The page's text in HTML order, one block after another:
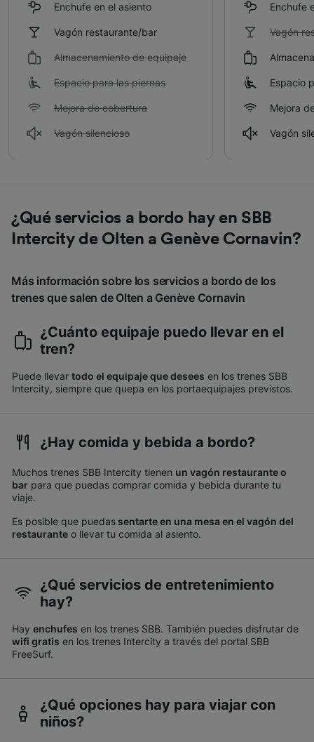
Enchufe en el asiento
Vagón restaurante/bar
Almacenamiento de equipaje
Espacio para las piernas
Mejora de cobertura
Vagón silencioso
Enchufe
Vagón
Espacio
Mejora
Vagón
¿Qué servicios a bordo hay en SBB
Intercity de Olten a Genève Cornavin?
Más información sobre los servicios a bordo de los
trenes que salen de Olten a Genève Cornavin
¿Cuánto equipaje puedo llevar en el
tren?
Puede llevar todo el equipaje que desees en los trenes SBB
Intercity, siempre que quepa en los portaequipajes previstos.
¿Hay comida y bebida a bordo?
Muchos trenes SBB Intercity tienen un vagón restaurante o
bar para que puedas comprar comida y bebida durante tu
viaje.
Es posible que puedassentarte en una mesa en el vagón del
restaurante o llevar tu comida al asiento.
¿Qué servicios de entretenimiento
hay?
Hay enchufes en los trenes SBB. También puedes disfrutar de
wifi gratis en los trenes Intercity a través del portal SBB
FreeSurf.
¿Qué opciones hay para viajar con
niños?